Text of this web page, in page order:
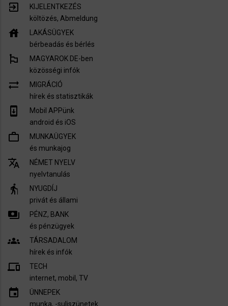
exit_to_app
KIJELENTKEZÉS
költözés, Abmeldung
house
LAKÁSÜGYEK
bérbeadás és bérlés
emoji_flags
MAGYAROK DE-ben
közösségi infók
sync_alt
MIGRÁCIÓ
hírek és statisztikák
system_update
Mobil APPünk
android és iOS
work_outline
MUNKAÜGYEK
és munkajog
translate
NÉMET NYELV
nyelvtanulás
elderly
NYUGDÍJ
privát és állami
payments
PÉNZ, BANK
és pénzügyek
groups
TÁRSADALOM
hírek és infók
devices
TECH
internet, mobil, TV​
insert_invitation
ÜNNEPEK
munka, -suliszünetek